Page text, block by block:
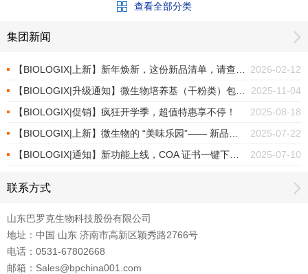
查看全部分类
集团新闻
2026-02-12
2025-11-04
【BIOLOGIX|促销】疯狂开学季，超值特惠享不停！
2025-08-18
2025-07-22
2025-07-10
联系方式
山东巴罗克生物科技股份有限公司
地址：中国 山东 济南市高新区颖秀路2766号
电话：0531-67802668
邮箱：Sales@bpchina001.com